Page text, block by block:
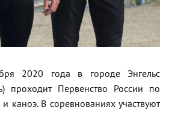
2020 года в городе Энгельс
проходит Первенство России по
каноэ. В соревнованиях участвуют